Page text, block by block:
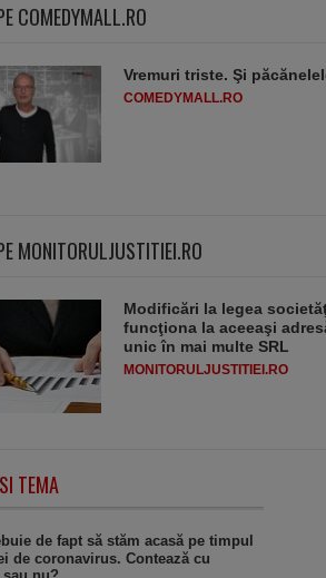
COMEDYMALL.RO
Vremuri triste. Şi
COMEDYMALL.RO
MONITORULJUSTITIEI.RO
Modificări la legea
funcţiona la aceeaşi
unic în mai multe SRL
MONITORULJUSTITIEI.RO
TEMA
de fapt să stăm acasă pe timpul
de coronavirus. Contează cu
sau nu?